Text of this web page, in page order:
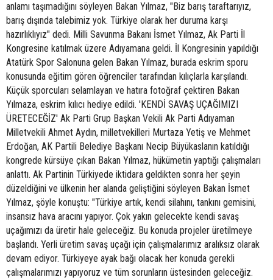
anlamı taşımadığını söyleyen Bakan Yılmaz, "Biz barış taraftarıyız,
barış dışında talebimiz yok. Türkiye olarak her duruma karşı
hazırlıklıyız" dedi. Milli Savunma Bakanı İsmet Yılmaz, Ak Parti İl
Kongresine katılmak üzere Adıyamana geldi. İl Kongresinin yapıldığı
Atatürk Spor Salonuna gelen Bakan Yılmaz, burada eskrim sporu
konusunda eğitim gören öğrenciler tarafından kılıçlarla karşılandı.
Küçük sporcuları selamlayan ve hatıra fotoğraf çektiren Bakan
Yılmaza, eskrim kılıcı hediye edildi. 'KENDİ SAVAŞ UÇAĞIMIZI
ÜRETECEĞİZ' Ak Parti Grup Başkan Vekili Ak Parti Adıyaman
Milletvekili Ahmet Aydın, milletvekilleri Murtaza Yetiş ve Mehmet
Erdoğan, AK Partili Belediye Başkanı Necip Büyükaslanın katıldığı
kongrede kürsüye çıkan Bakan Yılmaz, hükümetin yaptığı çalışmaları
anlattı. Ak Partinin Türkiyede iktidara geldikten sonra her şeyin
düzeldiğini ve ülkenin her alanda geliştiğini söyleyen Bakan İsmet
Yılmaz, şöyle konuştu: "Türkiye artık, kendi silahını, tankını gemisini,
insansız hava aracını yapıyor. Çok yakın gelecekte kendi savaş
uçağımızı da üretir hale geleceğiz. Bu konuda projeler üretilmeye
başlandı. Yerli üretim savaş uçağı için çalışmalarımız aralıksız olarak
devam ediyor. Türkiyeye ayak bağı olacak her konuda gerekli
çalışmalarımızı yapıyoruz ve tüm sorunların üstesinden geleceğiz.